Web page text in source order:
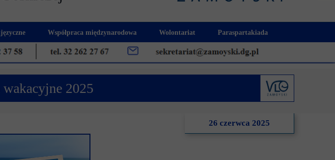
2025
26 czerwca 2025
Współpraca międzynarodowa
Erasmus+
Youth For Understanding
Wolontariat
Akcje charytatywne
Szlachetna paczka
Paraspartakiada
Fundusz Stypendialny "Jesteśmy
Geneza i idea
Edycje
Puchar Prezydenta RP